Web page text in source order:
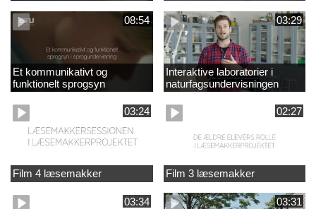
08:54
Et kommunikativt og
funktionelt sprogsyn
03:29
Interaktive laboratorier i
naturfagsundervisningen
03:24
Film 4 læsemakker
02:27
Film 3 læsemakker
03:34 03:31